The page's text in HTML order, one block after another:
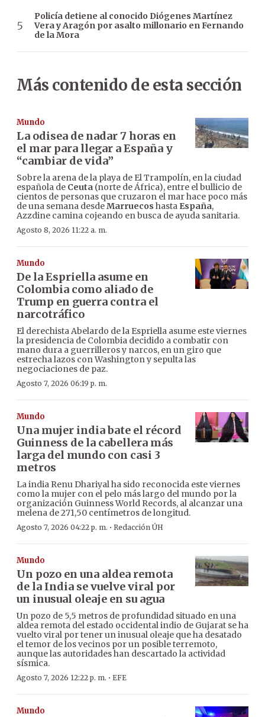
Policía detiene al conocido Diógenes Martínez
Vera y Aragón por asalto millonario en Fernando
de la Mora
Más contenido de esta sección
Mundo
La odisea de nadar 7 horas en
el mar para llegar a España y
“cambiar de vida”
Sobre la arena de la playa de El Trampolín, en la ciudad
española de Ceuta (norte de África), entre el bullicio de
cientos de personas que cruzaron el mar hace poco más
de una semana desdeMarruecos hasta España,
Azzdine camina cojeando en busca de ayuda sanitaria.
Agosto 8, 2026 11:22 a. m.
Mundo
De la Espriella asume en
Colombia como aliado de
Trump en guerra contra el
narcotráfico
El derechista Abelardo de la Espriella asume este viernes
la presidencia de Colombia decidido a combatir con
mano dura a guerrilleros y narcos, en un giro que
estrecha lazos con Washington y sepulta las
negociaciones de paz.
Agosto 7, 2026 06:19 p. m.
Mundo
Una mujer india bate el récord
Guinness de la cabellera más
larga del mundo con casi 3
metros
La india Renu Dhariyal ha sido reconocida este viernes
como la mujer con el pelo más largo del mundo por la
organización Guinness World Records, al alcanzar una
melena de 271,50 centímetros de longitud.
Agosto 7, 2026 04:22 p. m. · Redacción ÚH
Mundo
Un pozo en una aldea remota
de la India se vuelve viral por
un inusual oleaje en su agua
Un pozo de 5,5 metros de profundidad situado en una
aldea remota del estado occidental indio de Gujarat se ha
vuelto viral por tener un inusual oleaje que ha desatado
el temor de los vecinos por un posible terremoto,
aunque las autoridades han descartado la actividad
sísmica.
Agosto 7, 2026 12:22 p. m. · EFE
Mundo